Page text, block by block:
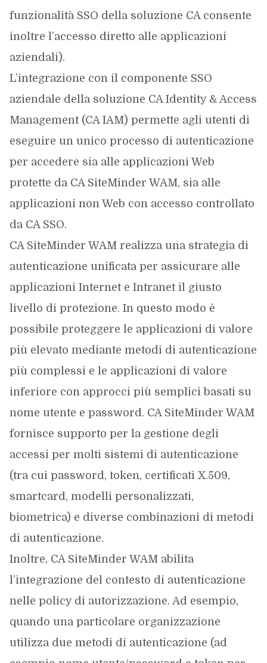
funzionalità SSO della soluzione CA consente
inoltre l’accesso diretto alle applicazioni
aziendali).
L’integrazione con il componente SSO
aziendale della soluzione CA Identity & Access
Management (CA IAM) permette agli utenti di
eseguire un unico processo di autenticazione
per accedere sia alle applicazioni Web
protette da CA SiteMinder WAM, sia alle
applicazioni non Web con accesso controllato
da CA SSO.
CA SiteMinder WAM realizza una strategia di
autenticazione unificata per assicurare alle
applicazioni Internet e Intranet il giusto
livello di protezione. In questo modo è
possibile proteggere le applicazioni di valore
più elevato mediante metodi di autenticazione
più complessi e le applicazioni di valore
inferiore con approcci più semplici basati su
nome utente e password. CA SiteMinder WAM
fornisce supporto per la gestione degli
accessi per molti sistemi di autenticazione
(tra cui password, token, certificati X.509,
smartcard, modelli personalizzati,
biometrica) e diverse combinazioni di metodi
di autenticazione.
Inoltre, CA SiteMinder WAM abilita
l’integrazione del contesto di autenticazione
nelle policy di autorizzazione. Ad esempio,
quando una particolare organizzazione
utilizza due metodi di autenticazione (ad